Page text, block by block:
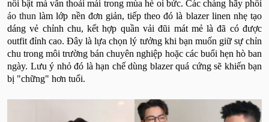
nổi bật mà vẫn thoải mái trong mùa hè oi bức. Các chàng hãy phối
áo thun làm lớp nền đơn giản, tiếp theo đó là blazer linen nhẹ tạo
dáng vẻ chỉnh chu, kết hợp quần vải đũi mát mẻ là đã có được
outfit đỉnh cao. Đây là lựa chọn lý tưởng khi bạn muốn giữ sự chỉn
chu trong môi trường bán chuyên nghiệp hoặc các buổi hẹn hò ban
ngày. Lưu ý nhỏ đó là hạn chế dùng blazer quá cứng sẽ khiến bạn
bị "chững" hơn tuổi.